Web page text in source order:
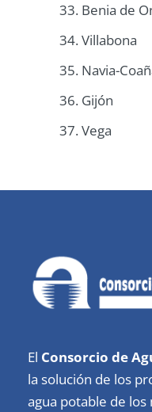
33. Benia de
34. Villabona
35. Navia-
36. Gijón
37. Vega
El Consorcio de
la solución de los
agua potable de